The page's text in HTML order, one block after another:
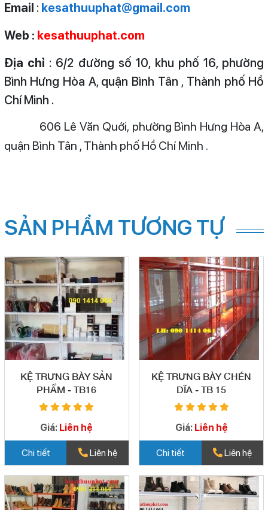
Email : kesathuuphat@gmail.com
Web : kesathuuphat.com
Địa chỉ : 6/2 đường số 10, khu phố 16, phường
Bình Hưng Hòa A, quận Bình Tân , Thành phố Hồ
Chí Minh .
606 Lê Văn Quới, phường Bình Hưng Hòa A,
quận Bình Tân , Thành phố Hồ Chí Minh .
SẢN PHẨM TƯƠNG TỰ
KỆ TRƯNG BÀY SẢN
PHẨM - TB16
Giá: Liên hệ
Chi tiết Liên hệ
KỆ TRƯNG BÀY CHÉN
DĨA - TB 15
Giá: Liên hệ
Chi tiết Liên hệ